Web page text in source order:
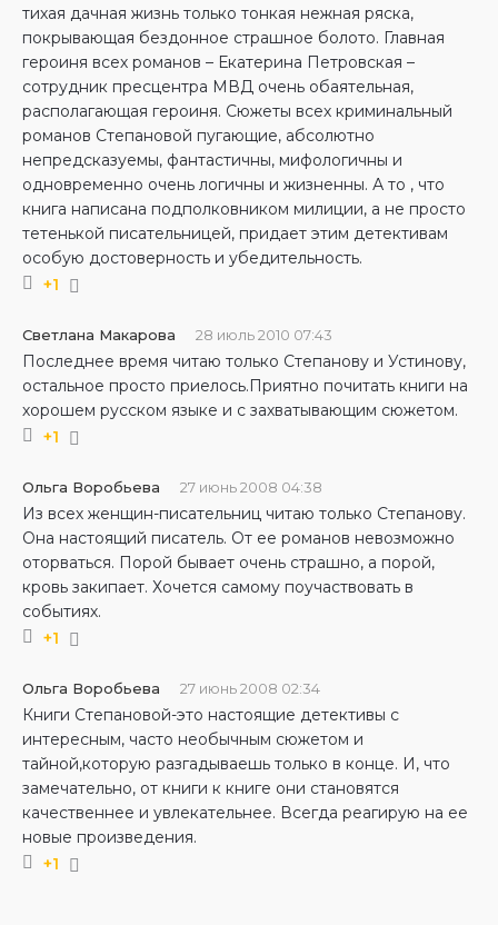
тихая дачная жизнь только тонкая нежная ряска,
покрывающая бездонное страшное болото. Главная
героиня всех романов – Екатерина Петровская –
сотрудник пресцентра МВД очень обаятельная,
располагающая героиня. Сюжеты всех криминальный
романов Степановой пугающие, абсолютно
непредсказуемы, фантастичны, мифологичны и
одновременно очень логичны и жизненны. А то , что
книга написана подполковником милиции, а не просто
тетенькой писательницей, придает этим детективам
особую достоверность и убедительность.
+1
Светлана Макарова 28 июль 2010 07:43
Последнее время читаю только Степанову и Устинову,
остальное просто приелось.Приятно почитать книги на
хорошем русском языке и с захватывающим сюжетом.
+1
Ольга Воробьева 27 июнь 2008 04:38
Из всех женщин-писательниц читаю только Степанову.
Она настоящий писатель. От ее романов невозможно
оторваться. Порой бывает очень страшно, а порой,
кровь закипает. Хочется самому поучаствовать в
событиях.
+1
Ольга Воробьева 27 июнь 2008 02:34
Книги Степановой-это настоящие детективы с
интересным, часто необычным сюжетом и
тайной,которую разгадываешь только в конце. И, что
замечательно, от книги к книге они становятся
качественнее и увлекательнее. Всегда реагирую на ее
новые произведения.
+1